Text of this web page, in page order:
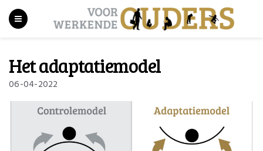
Het adaptatiemodel
06-04-2022